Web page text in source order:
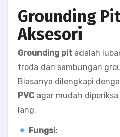
Grounding
Aksesori
Grounding pit adalah
troda dan sambungan
Biasanya dilengkapi
PVC agar mudah
lang.
Fungsi: